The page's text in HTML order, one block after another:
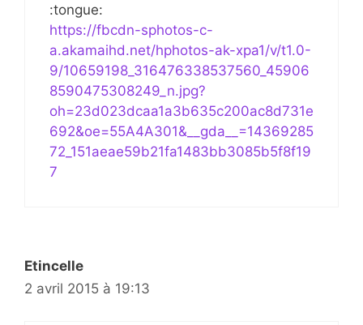
:tongue:
https://fbcdn-sphotos-c-
a.akamaihd.net/hphotos-ak-xpa1/v/t1.0-
9/10659198_316476338537560_45906
8590475308249_n.jpg?
oh=23d023dcaa1a3b635c200ac8d731e
692&oe=55A4A301&__gda__=14369285
72_151aeae59b21fa1483bb3085b5f8f19
7
Etincelle
2 avril 2015 à 19:13